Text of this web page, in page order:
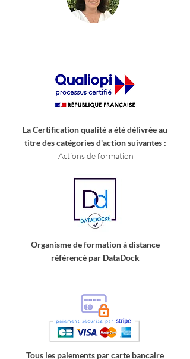
La Certification qualité a été délivrée au
titre des catégories d'action suivantes :
Actions de formation
Organisme de formation à distance
référencé par DataDock
Tous les paiements par carte bancaire